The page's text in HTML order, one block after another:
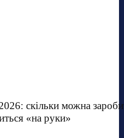
скільки можна
«на руки»